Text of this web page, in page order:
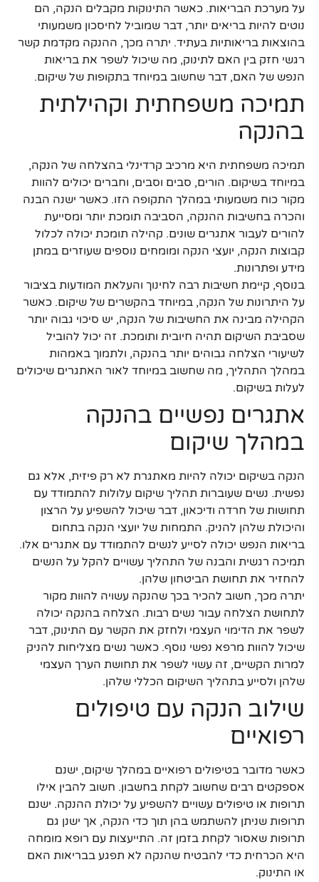
על מערכת הבריאות. כאשר התינוקות מקבלים הנקה, הם
נוטים להיות בריאים יותר, דבר שמוביל לחיסכון משמעותי
בהוצאות בריאותיות בעתיד. יתרה מכך, ההנקה מקדמת קשר
רגשי חזק בין האם לתינוק, מה שיכול לשפר את בריאות
הנפש של האם, דבר שחשוב במיוחד בתקופות של שיקום.
תמיכה משפחתית וקהילתית
בהנקה
תמיכה משפחתית היא מרכיב קרדינלי בהצלחה של הנקה,
במיוחד בשיקום. הורים, סבים וסבים, וחברים יכולים להוות
מקור כוח משמעותי במהלך התקופה הזו. כאשר ישנה הבנה
והכרה בחשיבות ההנקה, הסביבה תומכת יותר ומסייעת
להורים לעבור אתגרים שונים. קהילה תומכת יכולה לכלול
קבוצות הנקה, יועצי הנקה ומומחים נוספים שעוזרים במתן
מידע ופתרונות.
בנוסף, קיימת חשיבות רבה לחינוך והעלאת המודעות בציבור
על היתרונות של הנקה, במיוחד בהקשרים של שיקום. כאשר
הקהילה מבינה את החשיבות של הנקה, יש סיכוי גבוה יותר
שסביבת השיקום תהיה חיובית ותומכת. זה יכול להוביל
לשיעורי הצלחה גבוהים יותר בהנקה, ולתמוך באמהות
במהלך התהליך, מה שחשוב במיוחד לאור האתגרים שיכולים
לעלות בשיקום.
אתגרים נפשיים בהנקה
במהלך שיקום
הנקה בשיקום יכולה להיות מאתגרת לא רק פיזית, אלא גם
נפשית. נשים שעוברות תהליך שיקום עלולות להתמודד עם
תחושות של חרדה ודיכאון, דבר שיכול להשפיע על הרצון
והיכולת שלהן להניק. התמחות של יועצי הנקה בתחום
בריאות הנפש יכולה לסייע לנשים להתמודד עם אתגרים אלו.
תמיכה רגשית והבנה של התהליך עשויים להקל על הנשים
להחזיר את תחושת הביטחון שלהן.
יתרה מכך, חשוב להכיר בכך שהנקה עשויה להוות מקור
לתחושת הצלחה עבור נשים רבות. הצלחה בהנקה יכולה
לשפר את הדימוי העצמי ולחזק את הקשר עם התינוק, דבר
שיכול להוות מרפא נפשי נוסף. כאשר נשים מצליחות להניק
למרות הקשיים, זה עשוי לשפר את תחושת הערך העצמי
שלהן ולסייע בתהליך השיקום הכללי שלהן.
שילוב הנקה עם טיפולים
רפואיים
כאשר מדובר בטיפולים רפואיים במהלך שיקום, ישנם
אספקטים רבים שחשוב לקחת בחשבון. חשוב להבין אילו
תרופות או טיפולים עשויים להשפיע על יכולת ההנקה. ישנם
תרופות שניתן להשתמש בהן תוך כדי הנקה, אך ישנן גם
תרופות שאסור לקחת בזמן זה. התייעצות עם רופא מומחה
היא הכרחית כדי להבטיח שהנקה לא תפגע בבריאות האם
או התינוק.